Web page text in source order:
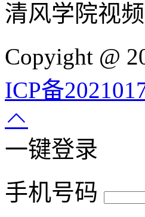
清风学院视
Copyight @
ICP备
一键登录
手机号码